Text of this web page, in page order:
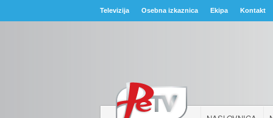
Televizija Osebna izkaznica Ekipa Kontakt